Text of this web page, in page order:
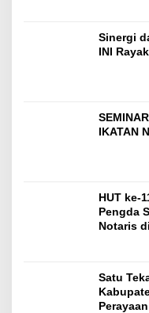
Sinergi
INI
IKATAN
HUT ke-
Pengda
Notaris
Satu